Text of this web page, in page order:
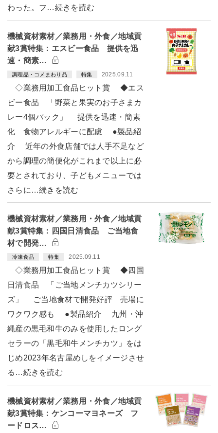
わった。フ…続きを読む
機械資材素材／業務用・外食／地域貢
献3賞特集：エスビー食品 提供を迅
速・簡素…
調理品・コメまわり品 特集 2025.09.11
◇業務用加工食品ヒット賞 ◆エス
ビー食品 「野菜と果実のお子さまカ
レー4個パック」 提供を迅速・簡素
化 食物アレルギーに配慮 ●製品紹
介 近年の外食店舗では人手不足など
から調理の簡便化がこれまで以上に必
要とされており、子どもメニューでは
さらに…続きを読む
機械資材素材／業務用・外食／地域貢
献3賞特集：四国日清食品 ご当地食
材で開発…
冷凍食品 特集 2025.09.11
◇業務用加工食品ヒット賞 ◆四国
日清食品 「ご当地メンチカツシリー
ズ」 ご当地食材で開発好評 売場に
ワクワク感も ●製品紹介 九州・沖
縄産の黒毛和牛のみを使用したロング
セラーの「黒毛和牛メンチカツ」をは
じめ2023年名古屋めしをイメージさせ
る…続きを読む
機械資材素材／業務用・外食／地域貢
献3賞特集：ケンコーマヨネーズ フ
ードロス…